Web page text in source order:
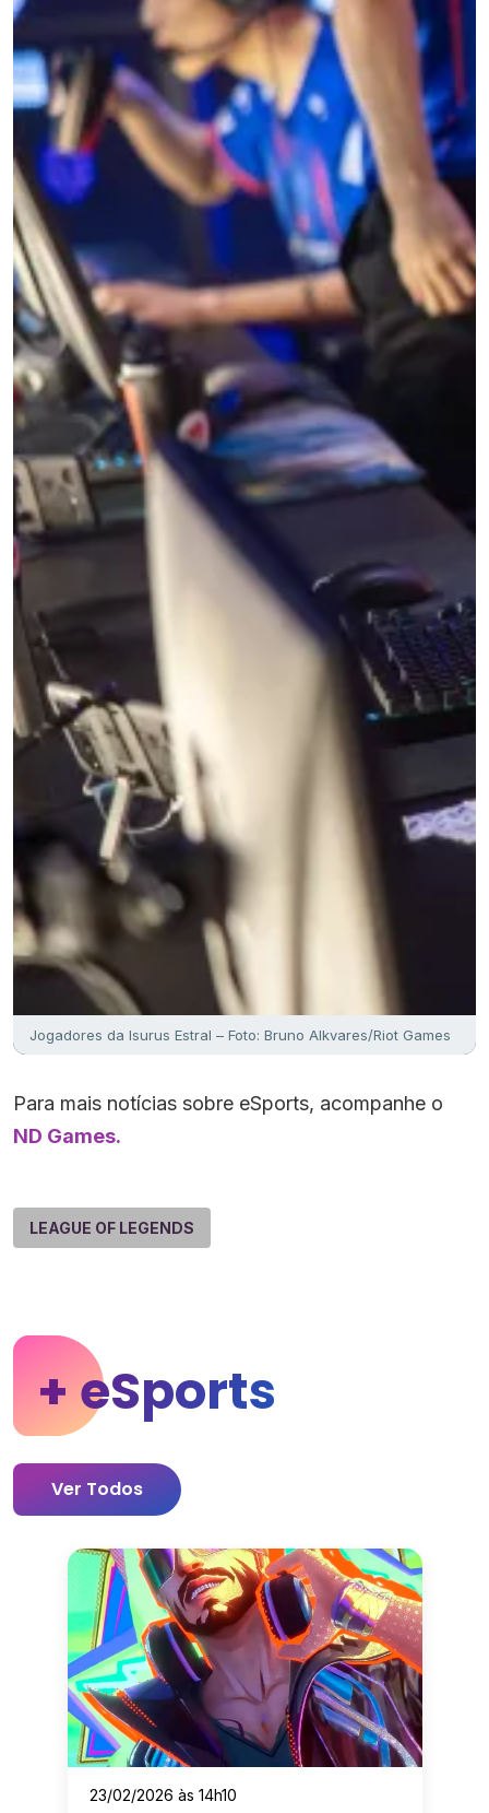
Jogadores da Isurus Estral – Foto: Bruno Alkvares/Riot Games
Para mais notícias sobre eSports, acompanhe o
ND Games.
LEAGUE OF LEGENDS
+ eSports
Ver Todos
23/02/2026 às 14h10